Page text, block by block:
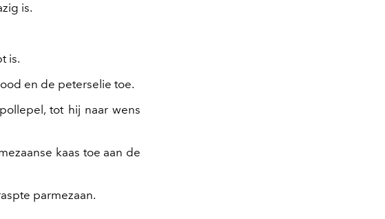
is.
is.
en de peterselie toe.
tot hij naar wens
kaas toe aan de
parmezaan.